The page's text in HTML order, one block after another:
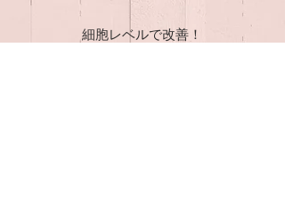
細胞レベルで改善！